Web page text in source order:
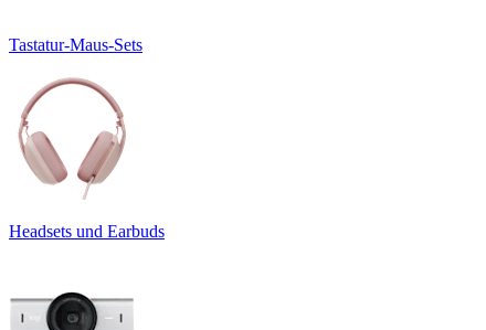
Tastatur-Maus-Sets
Headsets und Earbuds